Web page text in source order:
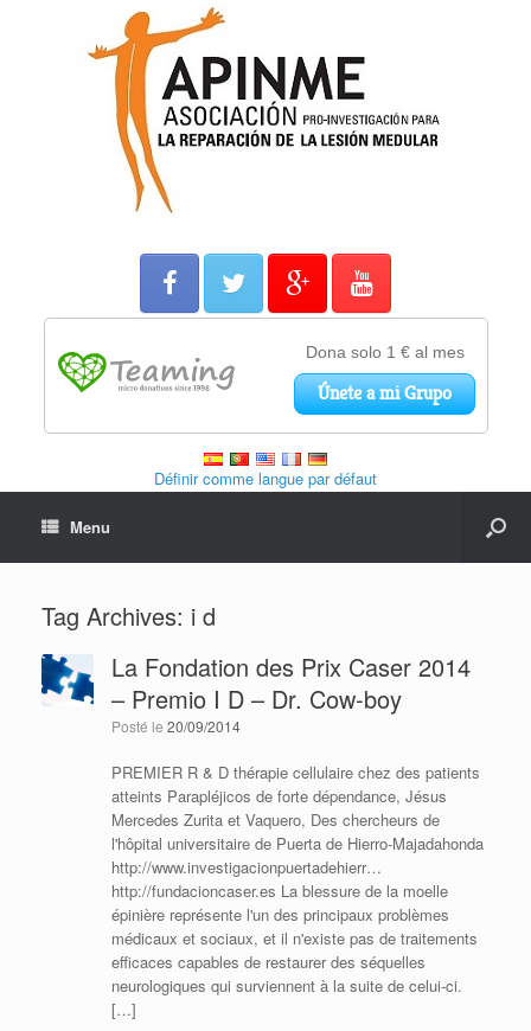
Définir comme langue par défaut
Menu
Tag Archives: i d
La Fondation des Prix Caser 2014
– Premio I D – Dr. Cow-boy
Posté le 20/09/2014
PREMIER R & D thérapie cellulaire chez des patients
atteints Parapléjicos de forte dépendance, Jésus
Mercedes Zurita et Vaquero, Des chercheurs de
l'hôpital universitaire de Puerta de Hierro-Majadahonda
http://www.investigacionpuertadehierr…
http://fundacioncaser.es La blessure de la moelle
épinière représente l'un des principaux problèmes
médicaux et sociaux, et il n'existe pas de traitements
efficaces capables de restaurer des séquelles
neurologiques qui surviennent à la suite de celui-ci.
[…]